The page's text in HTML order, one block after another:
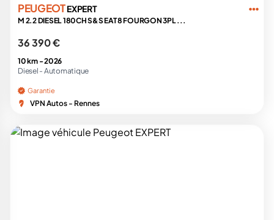
PEUGEOTEXPERT
M 2.2 DIESEL 180CH S&S EAT8 FOURGON 3PL ...
36 390 €
10 km -2026
Diesel - Automatique
Garantie
VPN Autos - Rennes